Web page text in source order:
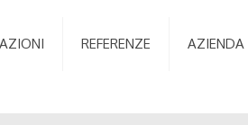
REFERENZE AZIENDA